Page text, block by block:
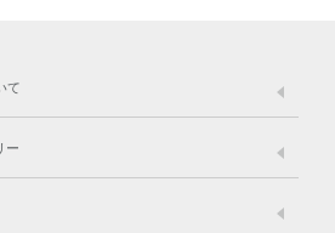
て
ドストーリー
こだわり
動物実験をしない
ー